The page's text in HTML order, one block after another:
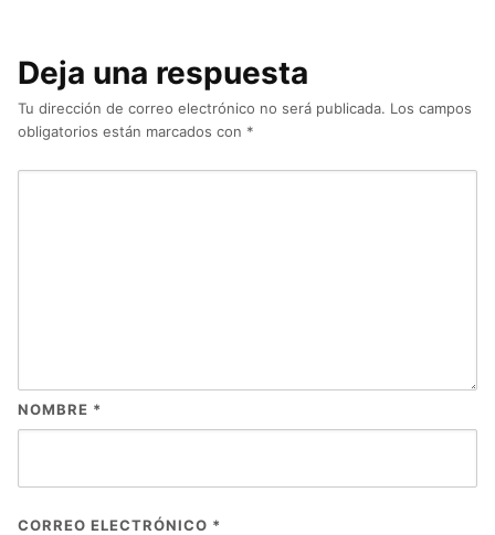
Deja una respuesta
Tu dirección de correo electrónico no será publicada. Los campos
obligatorios están marcados con *
NOMBRE *
CORREO ELECTRÓNICO *